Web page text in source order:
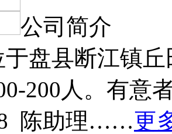
公司简介
盘县断江镇
200人。有
陈助理……更